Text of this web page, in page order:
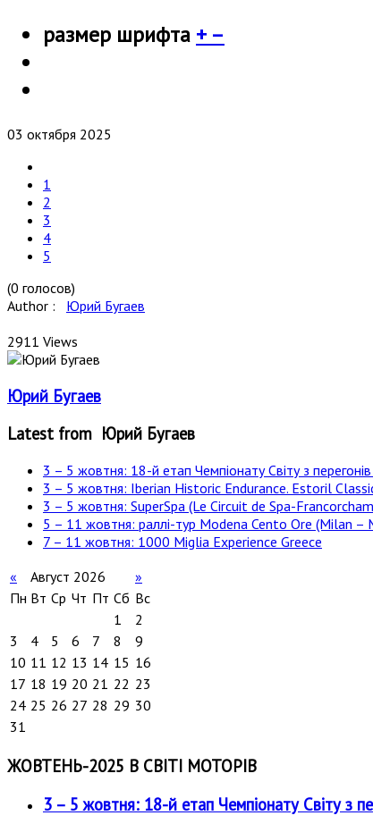
размер шрифта + –
03 октября 2025
1
2
3
4
5
(0 голосов)
Author : Юрий Бугаев
2911 Views
Юрий Бугаев
Latest from Юрий Бугаев
3 – 5 жовтня: 18-й етап Чемпіонату Світу з
3 – 5 жовтня: Iberian Historic Endurance. Estoril
3 – 5 жовтня: SuperSpa (Le Circuit de Spa-
5 – 11 жовтня: раллі-тур Modena Cento Ore (Milan –
7 – 11 жовтня: 1000 Miglia Experience Greece
«
Август 2026
»
Пн Вт Ср Чт Пт Сб Вс
1
2
3
4 5 6 7 8
9
10 11 12 13 14 15 16
17 18 19 20 21 22 23
24 25 26 27 28 29 30
31
ЖОВТЕНЬ-2025 В СВІТІ МОТОРІВ
3 – 5 жовтня: 18-й етап Чемпіонату Світу з